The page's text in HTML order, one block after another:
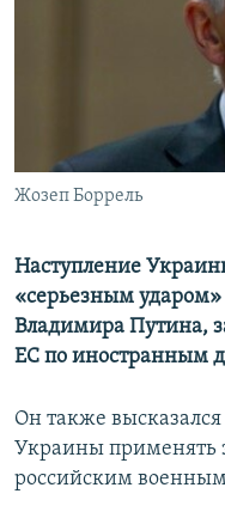
ПРОПАВШИЕ БЕЗ ВЕСТИ
ПОБЕДИТЕЛЕЙ НЕ СУДЯТ?
КРЫМ.НЕПОКОРЕННЫЙ
ELIFBE
УКРАИНСКАЯ ПРОБЛЕМА
Жозеп Боррель
Наступление
«серьезным
Владимира Путина,
ЕС по иностранным
Он также
Украины применять
российским